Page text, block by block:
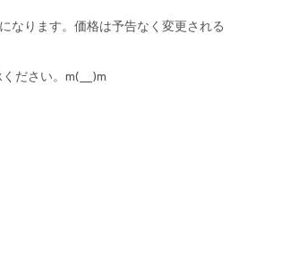
なります。価格は予告なく変更される
ださい。m(__)m